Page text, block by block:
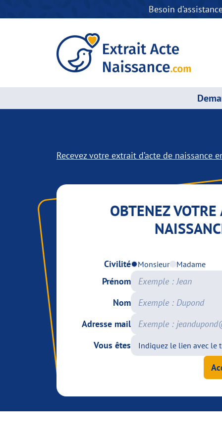
Besoin
Recevez votre extrait d’acte de naissance
OBTENEZ VOTRE
Civilité Monsieur Madame
Prénom
Nom
Adresse mail
Vous êtes